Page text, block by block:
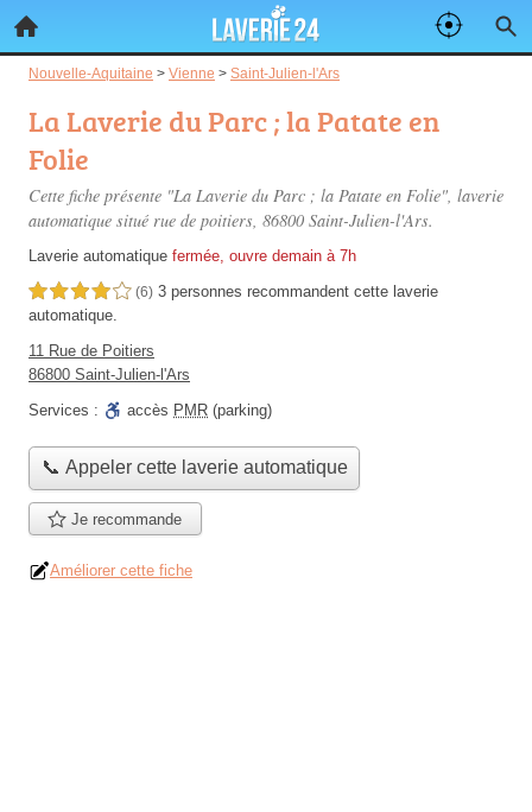
Nouvelle-Aquitaine > Vienne > Saint-Julien-l'Ars
La Laverie du Parc ; la Patate en
Folie
Cette fiche présente "La Laverie du Parc ; la Patate en Folie", laverie
automatique situé rue de poitiers, 86800 Saint-Julien-l'Ars.
Laverie automatique fermée, ouvre demain à 7h
4,0 étoiles sur 5 (6) 3 personnes recommandent cette laverie
automatique.
11 Rue de Poitiers
86800 Saint-Julien-l'Ars
Services :
accès PMR (parking)
📞 Appeler cette laverie automatique
Je recommande
Améliorer cette fiche